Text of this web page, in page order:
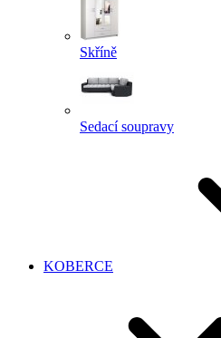
Skříně
Sedací soupravy
KOBERCE